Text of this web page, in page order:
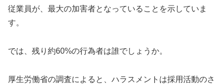
従業員が、最大の加害者となっていることを示していま
す。
では、残り約60%の行為者は誰でしょうか。
厚生労働省の調査によると、ハラスメントは採用活動のさ